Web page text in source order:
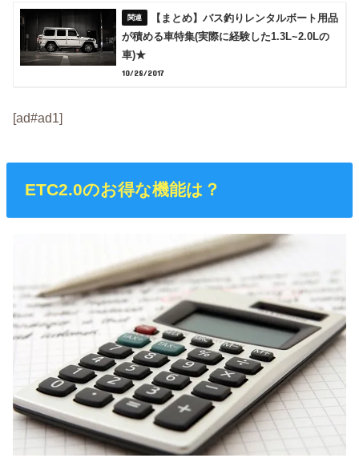
【まとめ】バス釣りレンタルボート用品
が積める車特集(実際に経験した1.3L~2.0Lの
車)★
10/28/2017
[ad#ad1]
ETC2.0のお得な機能は？